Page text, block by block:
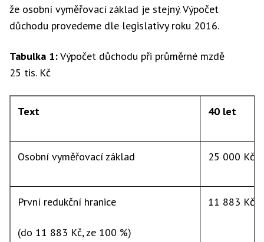
že osobní vyměřovací základ je stejný. Výpočet
důchodu provedeme dle legislativy roku 2016.
Tabulka 1:Výpočet důchodu při průměrné mzdě
25 tis. Kč
Text 40 let
Osobní vyměřovací základ 25 000 Kč
První redukční hranice
(do 11 883 Kč, ze 100 %)
11 883 Kč